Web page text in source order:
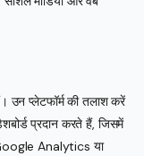
उन प्लेटफॉर्म की तलाश करें
प्रदान करते हैं, जिसमें
Analytics या